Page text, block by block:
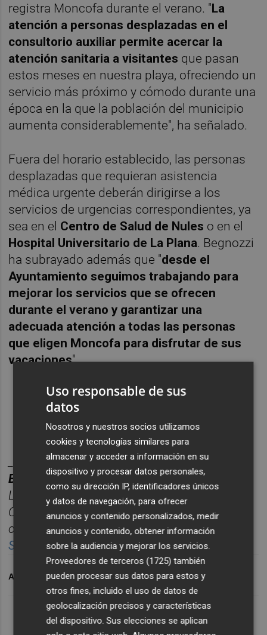
registra Moncofa durante el verano. "La
atención a personas desplazadas en el
consultorio auxiliar permite acercar la
atención sanitaria a visitantes que pasan
estos meses en nuestra playa, ofreciendo un
servicio más próximo y cómodo durante una
época en la que la población del municipio
aumenta considerablemente", ha señalado.
Fuera del horario establecido, las personas
desplazadas que requieran asistencia
médica urgente deberán dirigirse a los
servicios de urgencias correspondientes, ya
sea en el Centro de Salud de Nules o en el
Hospital Universitario de La Plana. Begnozzi
ha subrayado además que "desde el
Ayuntamiento seguimos trabajando para
mejorar los servicios que se ofrecen
durante el verano y garantizar una
adecuada atención a todas las personas
que eligen Moncofa para disfrutar de sus
vacaciones".
________
BOLET
ÍN TITULARES CASTELLÓN PLAZA.
Las noticias m
s relevantes del d
Castellón, reunidas cada mañana en un solo
correo para empezar el día informado.
Suscr
betegratis al boletín aquí.
ARCHIVADO EN MONCÓFAR SANIDAD
Uso responsable de sus
datos
Nosotros y nuestros socios utilizamos
cookies y tecnologías similares para
almacenar y acceder a información en su
dispositivo y procesar datos personales,
como su dirección IP, identificadores únicos
y datos de navegación, para ofrecer
anuncios y contenido personalizados, medir
anuncios y contenido, obtener información
sobre la audiencia y mejorar los servicios.
Proveedores de terceros (1725) también
pueden procesar sus datos para estos y
otros fines, incluido el uso de datos de
geolocalización precisos y características
del dispositivo. Sus elecciones se aplican